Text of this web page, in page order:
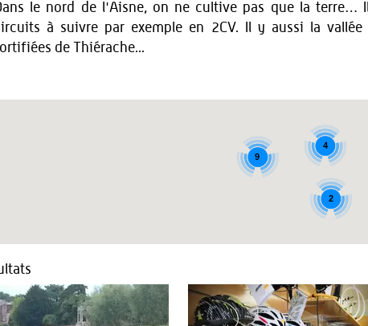
le nord de l'Aisne, on ne cultive pas que la terre…
à suivre par exemple en 2CV. Il y aussi la
de Thiérache...
9
4
2